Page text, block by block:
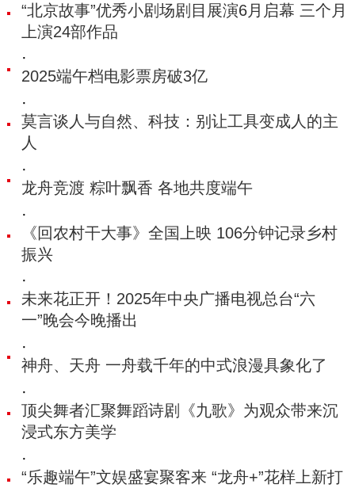
“北京故事”优秀小剧场剧目展演6月启幕 三个月
上演24部作品
·
2025端午档电影票房破3亿
·
莫言谈人与自然、科技：别让工具变成人的主
人
·
龙舟竞渡 粽叶飘香 各地共度端午
·
《回农村干大事》全国上映 106分钟记录乡村
振兴
·
未来花正开！2025年中央广播电视总台“六
一”晚会今晚播出
·
神舟、天舟 一舟载千年的中式浪漫具象化了
·
顶尖舞者汇聚舞蹈诗剧《九歌》为观众带来沉
浸式东方美学
·
“乐趣端午”文娱盛宴聚客来 “龙舟+”花样上新打